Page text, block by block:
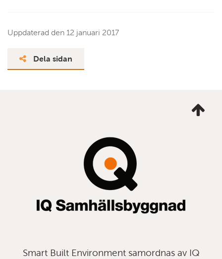
Uppdaterad den 12 januari 2017
Dela sidan
mig
Smart Built Environment samordnas av IQ